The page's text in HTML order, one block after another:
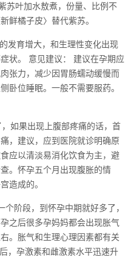
苏叶加水敖煮，份量、比例不
鲜橘子皮〉替代紫苏。
发育增大，和生理性变化出现
状。 意见建议： 建议在孕期应
张力，减少因胃肠蠕动缓慢而
卧位睡眠。一般不需要服药。
如果出现上腹部疼痛的话，首
，建议，应到医院就诊明确原
应以清淡易消化饮食为主，避
。怀孕五个月出现腹胀的情
造成的。
阶段，到怀孕中期就好多了，
之后很多孕妈妈都会出现胀气
。胀气和生理心理因素都有关
，孕激素和雌激素水平迅速升